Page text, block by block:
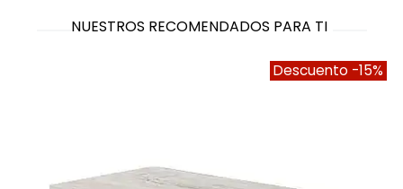
NUESTROS RECOMENDADOS PARA TI
Descuento -15%